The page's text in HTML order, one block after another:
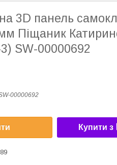
3D панель
Піщаник
SW-00000692
00000692
Купити з